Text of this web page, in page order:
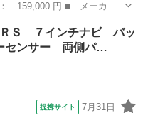
レード名： Ｘ 左電動
ＥＴＣ ■ 排気量：
ＲＳ ７インチナビ バッ
センサー 両側パ…
提携サイト 7月31日